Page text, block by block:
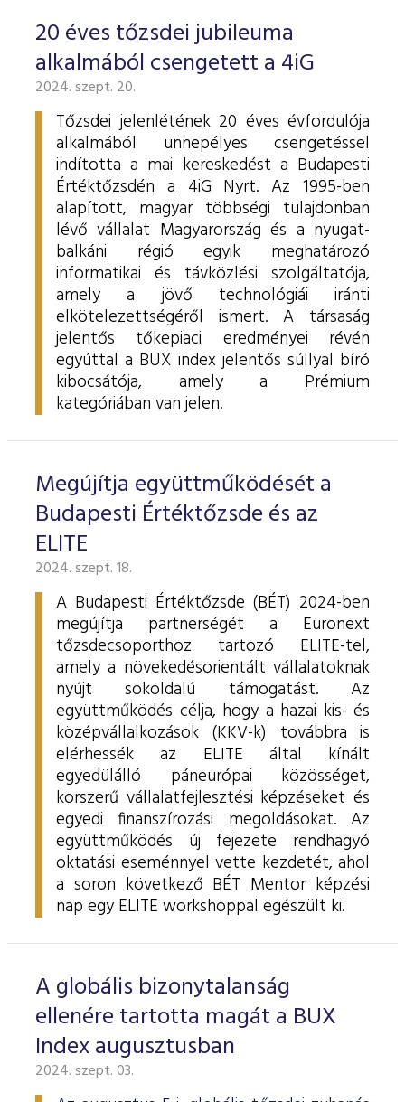
20 éves tőzsdei jubileuma
alkalmából csengetett a 4iG
2024. szept. 20.
Tőzsdei jelenlétének 20 éves évfordulója
alkalmából ünnepélyes csengetéssel
indította a mai kereskedést a Budapesti
Értéktőzsdén a 4iG Nyrt. Az 1995-ben
alapított, magyar többségi tulajdonban
lévő vállalat Magyarország és a nyugat-
balkáni régió egyik meghatározó
informatikai és távközlési szolgáltatója,
amely a jövő technológiái iránti
elkötelezettségéről ismert. A társaság
jelentős tőkepiaci eredményei révén
egyúttal a BUX index jelentős súllyal bíró
kibocsátója, amely a Prémium
kategóriában van jelen.
Megújítja együttműködését a
Budapesti Értéktőzsde és az
ELITE
2024. szept. 18.
A Budapesti Értéktőzsde (BÉT) 2024-ben
megújítja partnerségét a Euronext
tőzsdecsoporthoz tartozó ELITE-tel,
amely a növekedésorientált vállalatoknak
nyújt sokoldalú támogatást. Az
együttműködés célja, hogy a hazai kis- és
középvállalkozások (KKV-k) továbbra is
elérhessék az ELITE által kínált
egyedülálló páneurópai közösséget,
korszerű vállalatfejlesztési képzéseket és
egyedi finanszírozási megoldásokat. Az
együttműködés új fejezete rendhagyó
oktatási eseménnyel vette kezdetét, ahol
a soron következő BÉT Mentor képzési
nap egy ELITE workshoppal egészült ki.
A globális bizonytalanság
ellenére tartotta magát a BUX
Index augusztusban
2024. szept. 03.